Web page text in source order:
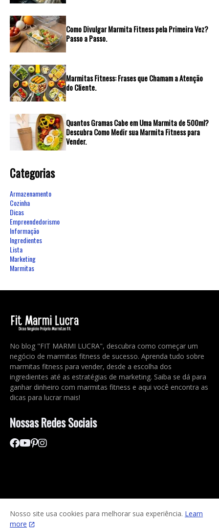
Como Divulgar Marmita Fitness pela Primeira Vez?
Passo a Passo.
Marmitas Fitness: Frases que Chamam a Atenção
do Cliente.
Quantos Gramas Cabe em Uma Marmita de 500ml?
Descubra Como Medir sua Marmita Fitness para
Vender.
Categorias
Armazenamento
Cozinha
Dicas
Empreendedorismo
Informação
Ingredientes
Lista
Marketing
Marmitas
No blog "FIT MARMI LUCRA", descubra como começar um
negócio de marmitas fitness de sucesso. Aprenda tudo sobre
marmitas fitness para vender, desde a escolha dos
ingredientes até as estratégias de marketing. Saiba se dá para
ganhar dinheiro com marmitas fitness e aqui você encontra as
dicas para lucrar mais!
Nossas Redes Sociais
Nosso site usa cookies para melhorar sua experiência. Learn
more